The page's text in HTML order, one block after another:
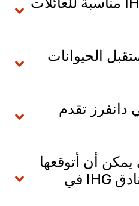
الحيوانات
دانفرز تقدم
يمكن أن أتوقعها
من إقامتي في أحد فنادق IHG في